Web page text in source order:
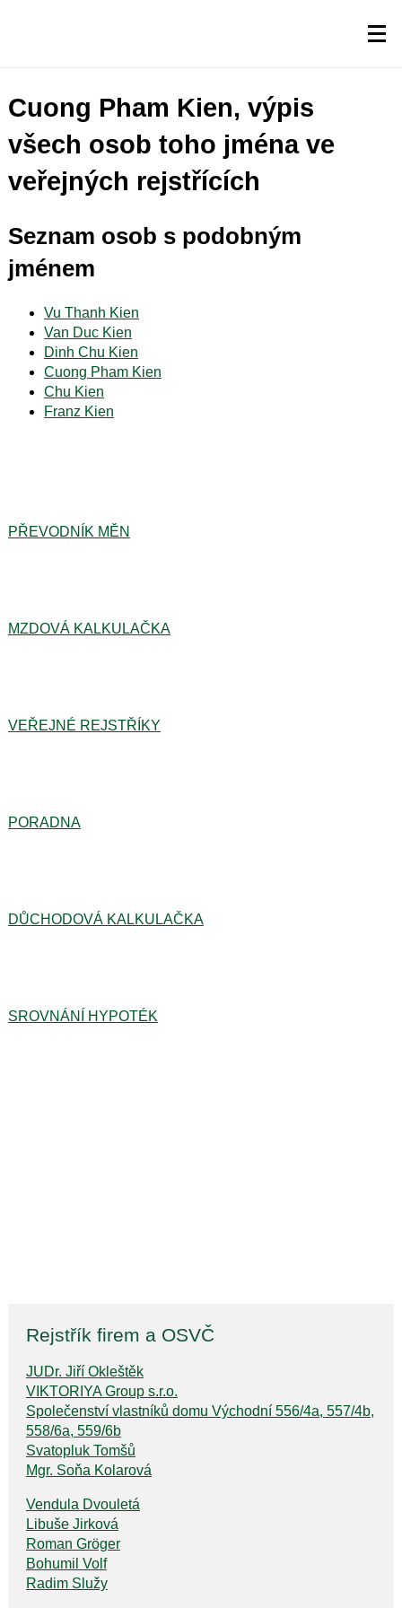
Cuong Pham Kien, výpis
všech osob toho jména ve
veřejných rejstřících
Seznam osob s podobným
jménem
Vu Thanh Kien
Van Duc Kien
Dinh Chu Kien
Cuong Pham Kien
Chu Kien
Franz Kien
PŘEVODNÍK MĚN
MZDOVÁ KALKULAČKA
VEŘEJNÉ REJSTŘÍKY
PORADNA
DŮCHODOVÁ KALKULAČKA
SROVNÁNÍ HYPOTÉK
Rejstřík firem a OSVČ
JUDr. Jiří Okleštěk
VIKTORIYA Group s.r.o.
Společenství vlastníků domu Východní 556/4a, 557/4b,
558/6a, 559/6b
Svatopluk Tomšů
Mgr. Soňa Kolarová
Vendula Dvouletá
Libuše Jirková
Roman Gröger
Bohumil Volf
Radim Služy